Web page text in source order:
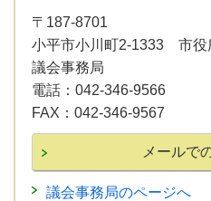
〒187-8701
小平市小川町2-1333 市役
議会事務局
電話： 042-346-9566
FAX： 042-346-9567
議会事務局のページへ